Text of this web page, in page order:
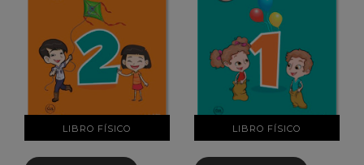
LIBRO FÍSICO
VER DETALLES
LIBRO FÍSICO
VER DETALLES